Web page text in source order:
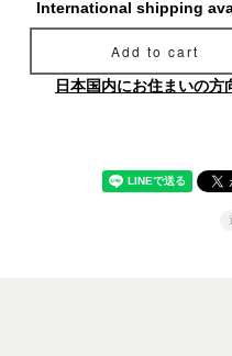
International shipping
Add to cart
日本国内にお住まいの方